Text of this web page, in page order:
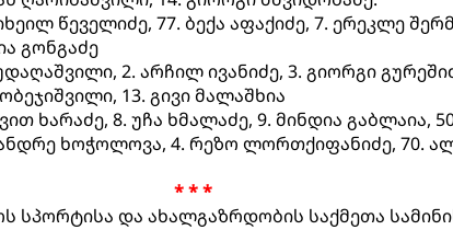
წეველიძე, 77. ბექა აფაქიძე, 7. ერეკლე
გონგაძე
2. არჩილ ივანიძე, 3. გიორგი
13. გივი მალაშხია
ხარაძე, 8. უჩა ხმალაძე, 9. მინდია გაბლაია,
ხოჭოლოვა, 4. რეზო ლორთქიფანიძე, 70.
* * *
სპორტისა და ახალგაზრდობის საქმეთა